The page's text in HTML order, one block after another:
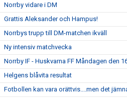
Norrby vidare i DM
Grattis Aleksander och Hampus!
Norrbys trupp till DM-matchen ikväll
Ny intensiv matchvecka
Norrby IF - Huskvarna FF Måndagen den
Helgens blåvita resultat
Fotbollen kan vara orättvis....men det